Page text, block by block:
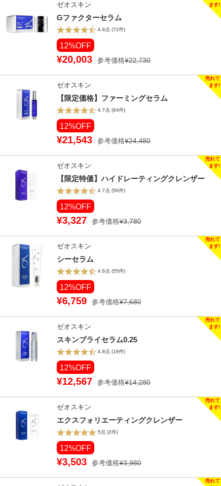
ゼオスキン
Gファクターセラム
4.6点 (72件)
12%OFF
¥20,003 参考価格¥22,730
ゼオスキン
【限定価格】ファーミングセラム
4.7点 (64件)
12%OFF
¥21,543 参考価格¥24,480
ゼオスキン
【限定特価】ハイドレーティングクレンザー
4.7点 (56件)
12%OFF
¥3,327 参考価格¥3,780
ゼオスキン
シーセラム
4.6点 (55件)
12%OFF
¥6,759 参考価格¥7,680
ゼオスキン
スキンブライセラム0.25
4.8点 (19件)
12%OFF
¥12,567 参考価格¥14,280
ゼオスキン
エクスフォリエーティングクレンザー
5点 (2件)
12%OFF
¥3,503 参考価格¥3,980